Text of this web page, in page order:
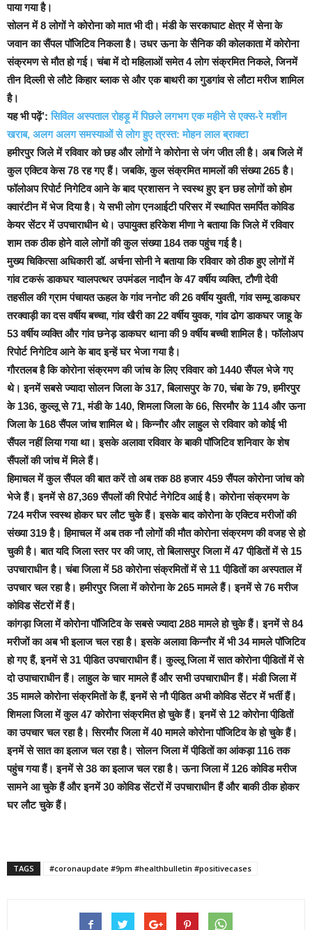
पाया गया है।
सोलन में 8 लोगों ने कोरोना को मात भी दी। मंडी के सरकाघाट क्षेत्र में सेना के
जवान का सैंपल पॉजिटिव निकला है। उधर ऊना के सैनिक की कोलकाता में कोरोना
संक्रमण से मौत हो गई। चंबा में दो महिलाओं समेत 4 लोग संक्रमित निकले, जिनमें
तीन दिल्ली से लौटे किहार ब्लाक से और एक बाथरी का गुडगांव से लौटा मरीज शामिल
है।
यह भी पढ़ें’:सिविल अस्पताल रोहड़ू में पिछले लगभग एक महीने से एक्स-रे मशीन
खराब, अलग अलग समस्याओं से लोग हुए त्रस्त: मोहन लाल ब्राक्टा
हमीरपुर जिले में रविवार को छह और लोगों ने कोरोना से जंग जीत ली है। अब जिले में
कुल एक्टिव केस 78 रह गए हैं। जबकि, कुल संक्रमित मामलों की संख्या 265 है।
फॉलोअप रिपोर्ट निगेटिव आने के बाद प्रशासन ने स्वस्थ हुए इन छह लोगों को होम
क्वारंटीन में भेज दिया है। ये सभी लोग एनआईटी परिसर में स्थापित समर्पित कोविड
केयर सेंटर में उपचाराधीन थे। उपायुक्त हरिकेश मीणा ने बताया कि जिले में रविवार
शाम तक ठीक होने वाले लोगों की कुल संख्या 184 तक पहुंच गई है।
मुख्य चिकित्सा अधिकारी डॉ. अर्चना सोनी ने बताया कि रविवार को ठीक हुए लोगों में
गांव टकरूं डाकघर ग्वालपत्थर उपमंडल नादौन के 47 वर्षीय व्यक्ति, टौणी देवी
तहसील की ग्राम पंचायत ऊहल के गांव ननोट की 26 वर्षीय युवती, गांव सम्मू डाकघर
तरक्वाड़ी का दस वर्षीय बच्चा, गांव खैरी का 22 वर्षीय युवक, गांव ढोग डाकघर जाहू के
53 वर्षीय व्यक्ति और गांव छनेड़ डाकघर थाना की 9 वर्षीय बच्ची शामिल है। फॉलोअप
रिपोर्ट निगेटिव आने के बाद इन्हें घर भेजा गया है।
गौरतलब है कि कोरोना संक्रमण की जांच के लिए रविवार को 1440 सैंपल भेजे गए
थे। इनमें सबसे ज्यादा सोलन जिला के 317, बिलासपुर के 70, चंबा के 79, हमीरपुर
के 136, कुल्लू से 71, मंडी के 140, शिमला जिला के 66, सिरमौर के 114 और ऊना
जिला के 168 सैंपल जांच शामिल थे। किन्नौर और लाहुल से रविवार को कोई भी
सैंपल नहीं लिया गया था। इसके अलावा रविवार के बाकी पॉजिटिव शनिवार के शेष
सैंपलों की जांच में मिले हैं।
हिमाचल में कुल सैंपल की बात करें तो अब तक 88 हजार 459 सैंपल कोरोना जांच को
भेजे हैं। इनमें से 87,369 सैंपलों की रिपोर्ट नेगेटिव आई है। कोरोना संक्रमण के
724 मरीज स्वस्थ होकर घर लौट चुके हैं। इसके बाद कोरोना के एक्टिव मरीजों की
संख्या 319 है। हिमाचल में अब तक नौ लोगों की मौत कोरोना संक्रमण की वजह से हो
चुकी है। बात यदि जिला स्तर पर की जाए, तो बिलासपुर जिला में 47 पीडि़तों में से 15
उपचाराधीन है। चंबा जिला में 58 कोरोना संक्रमितों में से 11 पीडि़तों का अस्पताल में
उपचार चल रहा है। हमीरपुर जिला में कोरोना के 265 मामले हैं। इनमें से 76 मरीज
कोविड सेंटरों में हैं।
कांगड़ा जिला में कोरोना पॉजिटिव के सबसे ज्यादा 288 मामले हो चुके हैं। इनमें से 84
मरीजों का अब भी इलाज चल रहा है। इसके अलावा किन्नौर में भी 34 मामले पॉजिटिव
हो गए हैं, इनमें से 31 पीडि़त उपचाराधीन हैं। कुल्लू जिला में सात कोरोना पीडि़तों में से
दो उपाचाराधीन हैं। लाहुल के चार मामले हैं और सभी उपचाराधीन हैं। मंडी जिला में
35 मामले कोरोना संक्रमितों के हैं, इनमें से नौ पीडि़त अभी कोविड सेंटर में भर्ती हैं।
शिमला जिला में कुल 47 कोरोना संक्रमित हो चुके हैं। इनमें से 12 कोरोना पीडि़तों
का उपचार चल रहा है। सिरमौर जिला में 40 मामले कोरोना पॉजिटिव के हो चुके हैं।
इनमें से सात का इलाज चल रहा है। सोलन जिला में पीडि़तों का आंकड़ा 116 तक
पहुंच गया हैं। इनमें से 38 का इलाज चल रहा है। ऊना जिला में 126 कोविड मरीज
सामने आ चुके हैं और इनमें 30 कोविड सेंटरों में उपचाराधीन हैं और बाकी ठीक होकर
घर लौट चुके हैं।
TAGS #coronaupdate #9pm #healthbulletin #positivecases